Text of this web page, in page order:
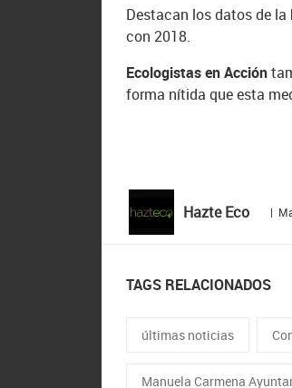
Destacan los datos de la
con 2018.
Ecologistas en Acción
forma nítida que esta
Hazte Eco |
TAGS RELACIONADOS
últimas noticias
Manuela Carmena